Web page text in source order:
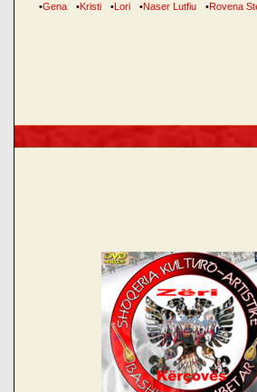
•Gena •Kristi •Lori •Naser Lutfiu •Rovena